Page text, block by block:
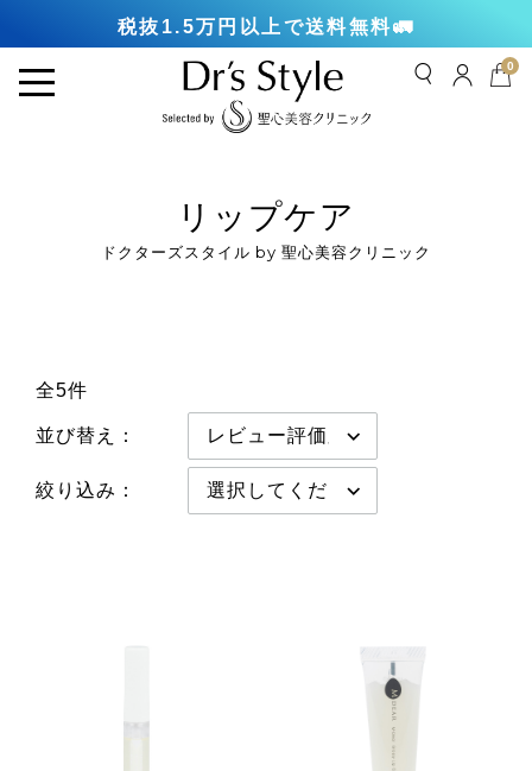
税抜1.5万円以上で送料無料🚛
0
リップケア
ドクターズスタイル by 聖心美容クリニック
全5件
並び替え：
絞り込み：